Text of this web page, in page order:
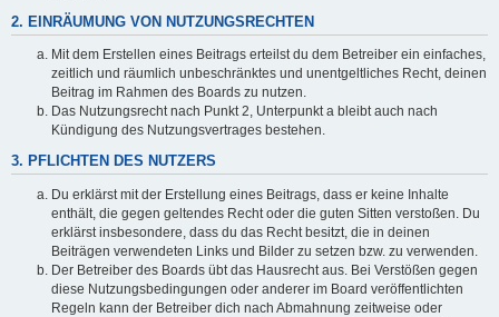
2. EINRÄUMUNG VON NUTZUNGSRECHTEN
Mit dem Erstellen eines Beitrags erteilst du dem Betreiber ein einfaches,
zeitlich und räumlich unbeschränktes und unentgeltliches Recht, deinen
Beitrag im Rahmen des Boards zu nutzen.
Das Nutzungsrecht nach Punkt 2, Unterpunkt a bleibt auch nach
Kündigung des Nutzungsvertrages bestehen.
3. PFLICHTEN DES NUTZERS
Du erklärst mit der Erstellung eines Beitrags, dass er keine Inhalte
enthält, die gegen geltendes Recht oder die guten Sitten verstoßen. Du
erklärst insbesondere, dass du das Recht besitzt, die in deinen
Beiträgen verwendeten Links und Bilder zu setzen bzw. zu verwenden.
Der Betreiber des Boards übt das Hausrecht aus. Bei Verstößen gegen
diese Nutzungsbedingungen oder anderer im Board veröffentlichten
Regeln kann der Betreiber dich nach Abmahnung zeitweise oder